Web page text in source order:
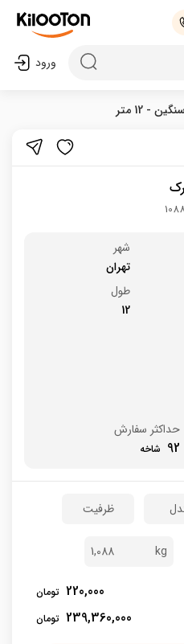
ورود
شهر
تهران
طول
12
حداکثر سفارش
92
ظرفیت
1,088
220,000
239,360,000